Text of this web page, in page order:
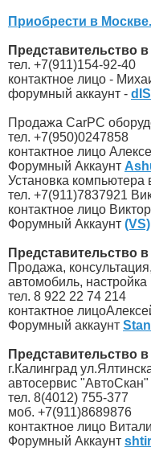
Приобрести в Москве.
Представительство
тел. +7(911)154-92-40
контактное лицо -
форумный аккаунт -
Продажа CarPC
тел. +7(950)0247858
контактное лицо
Форумный Аккаунт
Установка компьютера
тел. +7(911)7837921
контактное лицо
Форумный Аккаунт (VS)
Представительство
Продажа,
автомобиль,
тел. 8 922 22 74 214
контактное
Форумный аккаунт
Представительство
г.Калинград
автосервис "АвтоСкан"
тел. 8(4012) 755-377
моб. +7(911)8689876
контактное лицо
Форумный Аккаунт